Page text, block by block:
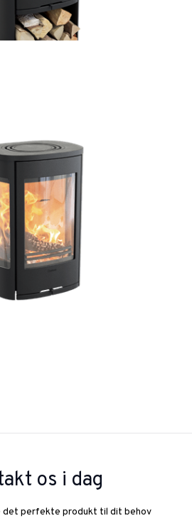
os i dag
det perfekte produkt til dit behov